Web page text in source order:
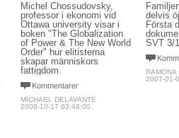
Michel Chossudovsky,
professor i ekonomi vid
Ottawa university visar i
boken "The Globalization
of Power & The New World
Order" hur elitisterna
skapar människors
fattigdom.
Kommentarer
MICHAEL DELAVANTE
2008-10-17 03:48:00
delvis
Första
SVT 3/
RAMONA
2007-01-